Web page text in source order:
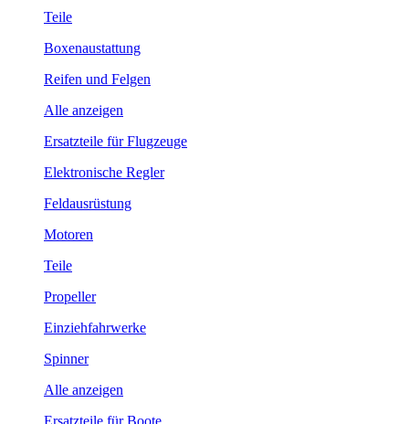
Teile
Boxenaustattung
Reifen und Felgen
Alle anzeigen
Ersatzteile für Flugzeuge
Elektronische Regler
Feldausrüstung
Motoren
Teile
Propeller
Einziehfahrwerke
Spinner
Alle anzeigen
Ersatzteile für Boote